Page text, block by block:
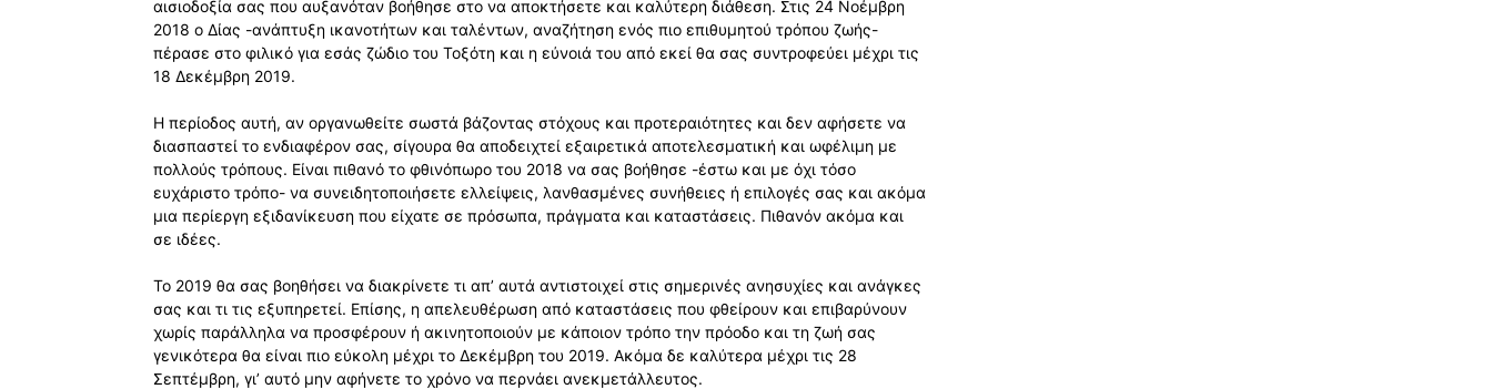
αισιοδοξία σας που αυξανόταν βοήθησε στο να αποκτήσετε και καλύτερη διάθεση. Στις 24 Νοέμβρη
2018 ο Δίας -ανάπτυξη ικανοτήτων και ταλέντων, αναζήτηση ενός πιο επιθυμητού τρόπου ζωής-
πέρασε στο φιλικό για εσάς ζώδιο του Τοξότη και η εύνοιά του από εκεί θα σας συντροφεύει μέχρι τις
18 Δεκέμβρη 2019.
Η περίοδος αυτή, αν οργανωθείτε σωστά βάζοντας στόχους και προτεραιότητες και δεν αφήσετε να
διασπαστεί το ενδιαφέρον σας, σίγουρα θα αποδειχτεί εξαιρετικά αποτελεσματική και ωφέλιμη με
πολλούς τρόπους. Είναι πιθανό το φθινόπωρο του 2018 να σας βοήθησε -έστω και με όχι τόσο
ευχάριστο τρόπο- να συνειδητοποιήσετε ελλείψεις, λανθασμένες συνήθειες ή επιλογές σας και ακόμα
μια περίεργη εξιδανίκευση που είχατε σε πρόσωπα, πράγματα και καταστάσεις. Πιθανόν ακόμα και
σε ιδέες.
Το 2019 θα σας βοηθήσει να διακρίνετε τι απ’ αυτά αντιστοιχεί στις σημερινές ανησυχίες και ανάγκες
σας και τι τις εξυπηρετεί. Επίσης, η απελευθέρωση από καταστάσεις που φθείρουν και επιβαρύνουν
χωρίς παράλληλα να προσφέρουν ή ακινητοποιούν με κάποιον τρόπο την πρόοδο και τη ζωή σας
γενικότερα θα είναι πιο εύκολη μέχρι το Δεκέμβρη του 2019. Ακόμα δε καλύτερα μέχρι τις 28
Σεπτέμβρη, γι’ αυτό μην αφήνετε το χρόνο να περνάει ανεκμετάλλευτος.